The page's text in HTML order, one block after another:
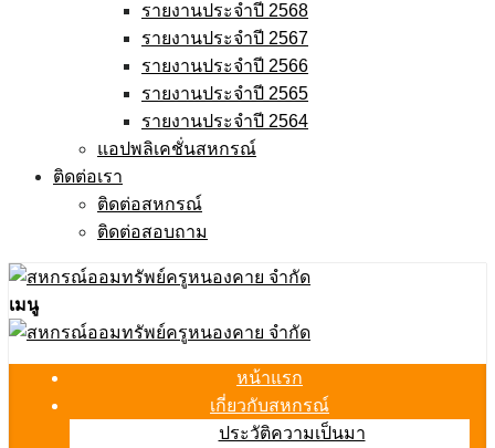
รายงานประจำปี 2568
รายงานประจำปี 2567
รายงานประจำปี 2566
รายงานประจำปี 2565
รายงานประจำปี 2564
แอปพลิเคชั่นสหกรณ์
ติดต่อเรา
ติดต่อสหกรณ์
ติดต่อสอบถาม
เมนู
หน้าแรก
เกี่ยวกับสหกรณ์
ประวัติความเป็นมา